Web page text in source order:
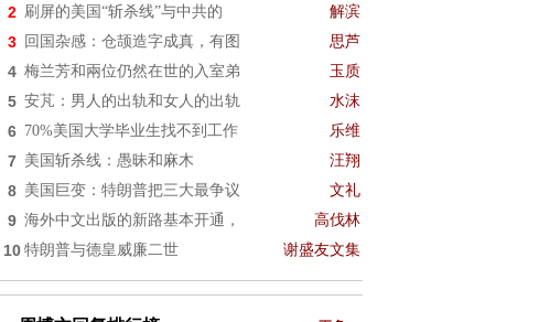
2 刷屏的美国“斩杀线”与中共的 解滨
3 回国杂感：仓颉造字成真，有图 思芦
4 梅兰芳和兩位仍然在世的入室弟 玉质
5 安芃：男人的出轨和女人的出轨 水沫
6 70%美国大学毕业生找不到工作 乐维
7 美国斩杀线：愚昧和麻木 汪翔
8 美国巨变：特朗普把三大最争议 文礼
9 海外中文出版的新路基本开通， 高伐林
10 特朗普与德皇威廉二世 谢盛友文集